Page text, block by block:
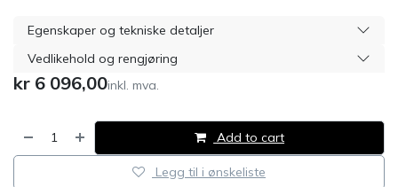
Egenskaper og tekniske detaljer
Vedlikehold og rengjøring
kr 6 096,00inkl. mva.
Add to cart
Legg til i ønskeliste